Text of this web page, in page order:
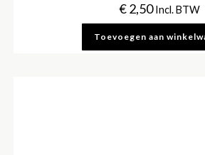
€2,50 Incl. BTW
Toevoegen aan